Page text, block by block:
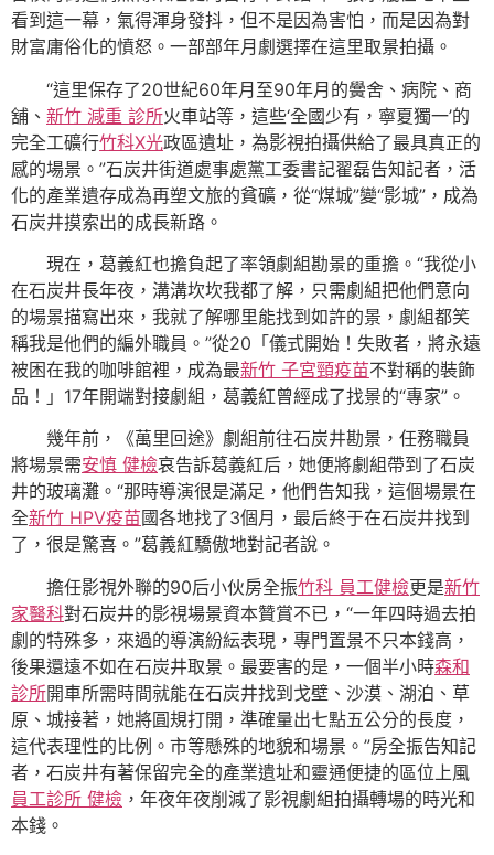
看到這一幕，氣得渾身發抖，但不是因為害怕，而是因為對
財富庸俗化的憤怒。一部部年月劇選擇在這里取景拍攝。
“這里保存了20世紀60年月至90年月的黌舍、病院、商
舖、 新竹 減重 診所火車站等，這些‘全國少有，寧夏獨一’的
完全工礦行竹科X光政區遺址，為影視拍攝供給了最具真正的
感的場景。”石炭井街道處事處黨工委書記翟磊告知記者，活
化的產業遺存成為再塑文旅的貧礦，從“煤城”變“影城”，成為
石炭井摸索出的成長新路。
現在，葛義紅也擔負起了率領劇組勘景的重擔。“我從小
在石炭井長年夜，溝溝坎坎我都了解，只需劇組把他們意向
的場景描寫出來，我就了解哪里能找到如許的景，劇組都笑
稱我是他們的編外職員。”從20「儀式開始！失敗者，將永遠
被困在我的咖啡館裡，成為最新竹 子宮頸疫苗不對稱的裝飾
品！」17年開端對接劇組，葛義紅曾經成了找景的“專家”。
幾年前，《萬里回途》劇組前往石炭井勘景，任務職員
將場景需安慎 健檢哀告訴葛義紅后，她便將劇組帶到了石炭
井的玻璃灘。“那時導演很是滿足，他們告知我，這個場景在
全新竹 HPV疫苗國各地找了3個月，最后終于在石炭井找到
了，很是驚喜。”葛義紅驕傲地對記者說。
擔任影視外聯的90后小伙房全振竹科 員工健檢更是新竹
家醫科對石炭井的影視場景資本贊賞不已，“一年四時過去拍
劇的特殊多，來過的導演紛紜表現，專門置景不只本錢高，
後果還遠不如在石炭井取景。最要害的是，一個半小時森和
診所開車所需時間就能在石炭井找到戈壁、沙漠、湖泊、草
原、城接著，她將圓規打開，準確量出七點五公分的長度，
這代表理性的比例。市等懸殊的地貌和場景。”房全振告知記
者，石炭井有著保留完全的產業遺址和靈通便捷的區位上風
員工診所 健檢 ，年夜年夜削減了影視劇組拍攝轉場的時光和
本錢。